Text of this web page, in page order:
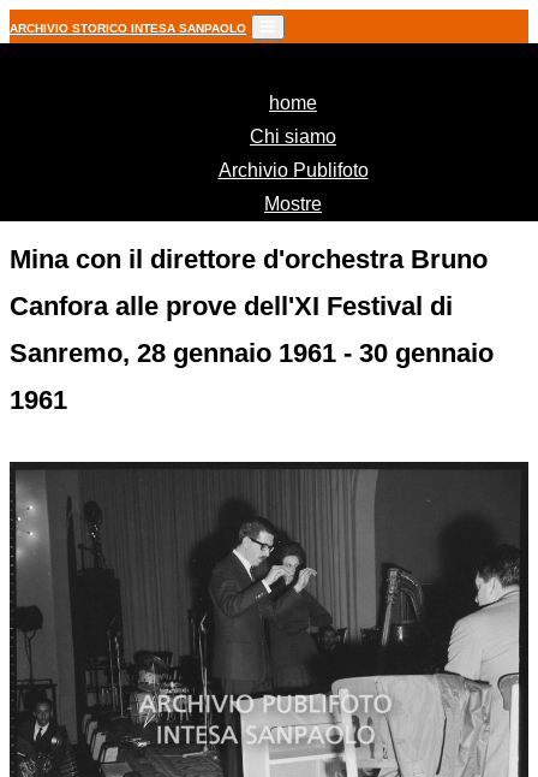
ARCHIVIO STORICO INTESA SANPAOLO
home(current)
Chi siamo
Archivio Publifoto
Mostre
Mina con il direttore d'orchestra Bruno
Canfora alle prove dell'XI Festival di
Sanremo, 28 gennaio 1961 - 30 gennaio
1961